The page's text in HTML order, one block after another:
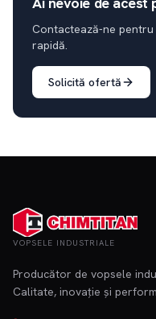
Contactează-ne
rapidă.
Solicită ofertă
VOPSELE INDUSTRIALE
Producător de vopsele
Calitate, inovație și